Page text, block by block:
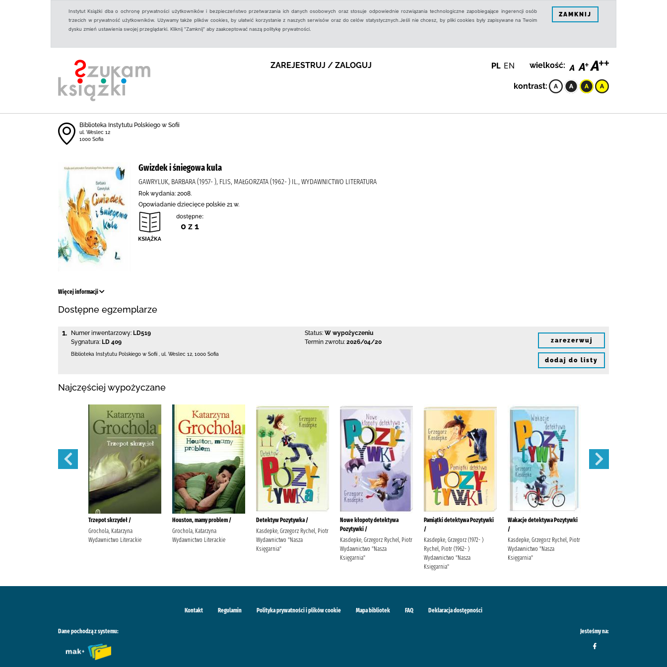
Instytut Książki dba o ochronę prywatności użytkowników i bezpieczeństwo przetwarzania ich danych osobowych oraz stosuje odpowiednie rozwiązania technologiczne zapobiegające ingerencji osób
trzecich w prywatność użytkowników. Używamy także plików cookies, by ułatwić korzystanie z naszych serwisów oraz do celów statystycznych.Jeśli nie chcesz, by pliki cookies były zapisywane na Twoim
dysku zmień ustawienia swojej przeglądarki. Kliknij "Zamknij" aby zaakceptować naszą politykę prywatności.
ZAMKNIJ
ZAREJESTRUJ / ZALOGUJ PL EN wielkość:
kontrast:
Biblioteka Instytutu Polskiego w Sofii
ul. Weslec 12
1000 Sofia
Gwizdek i śniegowa kula
GAWRYLUK, BARBARA (1957- ), FLIS, MAŁGORZATA (1962- ) IL., WYDAWNICTWO LITERATURA
Rok wydania: 2008.
Opowiadanie dziecięce polskie 21 w.
dostępne:
0 z 1
Więcej informacji
Dostępne egzemplarze
1. Numer inwentarzowy: LD519
Sygnatura: LD 409
Status: W wypożyczeniu
Termin zwrotu: 2026/04/20
Biblioteka Instytutu Polskiego w Sofii ul. Weslec 12 1000 Sofia
zarezerwuj
dodaj do listy
Najczęściej wypożyczane
Trzepot skrzydeł /
Grochola, Katarzyna
Wydawnictwo Literackie
Houston, mamy problem /
Grochola, Katarzyna
Wydawnictwo Literackie
Detektyw Pozytywka /
Kasdepke, Grzegorz Rychel, Piotr
Wydawnictwo "Nasza
Księgarnia"
Nowe kłopoty detektywa
Pozytywki /
Kasdepke, Grzegorz Rychel, Piotr
Wydawnictwo "Nasza
Księgarnia"
Pamiątki detektywa Pozytywki
/
Kasdepke, Grzegorz (1972- )
Rychel, Piotr (1962- )
Wydawnictwo "Nasza
Księgarnia"
Wakacje detektywa Pozytywki
/
Kasdepke, Grzegorz Rychel, Piotr
Wydawnictwo "Nasza
Księgarnia"
Kontakt Regulamin Polityka prywatności i plików cookie Mapa bibliotek FAQ Deklaracja dostępności
Dane pochodzą z systemu: Jesteśmy na: